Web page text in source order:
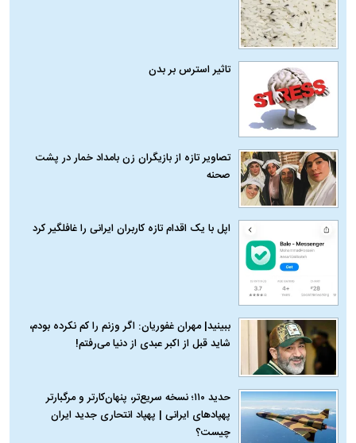
تاثیر استرس بر بدن
تصاویر تازه از بازیگران زن بامداد خمار در پشت
صحنه
اپل با یک اقدام تازه کاربران ایرانی را غافلگیر کرد
ببینید| مهران غفوریان: اگر وزنم را کم نکرده بودم،
شاید قبل از اکبر عبدی از دنیا می‌رفتم!
حدید ۱۱۰؛ نسخه سریع‌تر، پنهان‌کارتر و مرگبارتر
پهپادهای ایرانی | پهپاد انتحاری جدید ایران
چیست؟